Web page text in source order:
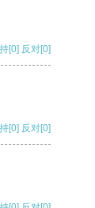
[0] 反对[0]
[0] 反对[0]